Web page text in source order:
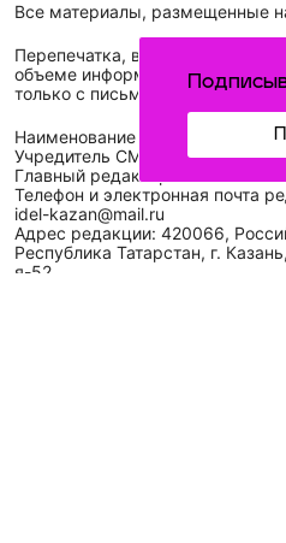
Все материалы, размещенные
Перепечатка,
объеме информации,
только с письменного
Наименование сетевого
Учредитель СМИ: АО
Главный редактор: Галимова
Телефон и электронная почта
idel-kazan@mail.ru
Адрес редакции: 420066,
Республика Татарстан, г.
я-52.